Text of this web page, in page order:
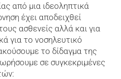
από μια ιδεοληπτικά
έχει αποδειχθεί
ασθενείς αλλά και για
για το νοσηλευτικό
το δίδαγμα της
σε συγκεκριμένες